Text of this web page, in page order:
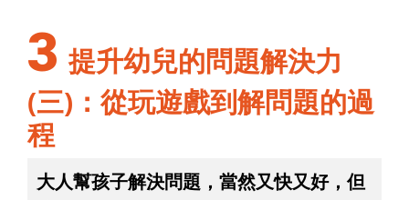
3 提升幼兒的問題解決力
(三)：從玩遊戲到解問題的過
程
大人幫孩子解決問題，當然又快又好，但